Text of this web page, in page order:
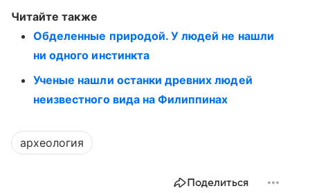
Читайте также
Обделенные природой. У людей не нашли
ни одного инстинкта
Ученые нашли останки древних людей
неизвестного вида на Филиппинах
археология
Поделиться